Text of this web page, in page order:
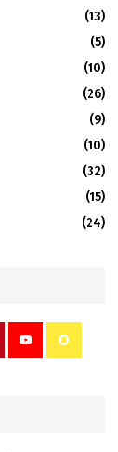
(13)
(5)
(10)
(26)
(9)
(10)
(32)
(15)
(24)